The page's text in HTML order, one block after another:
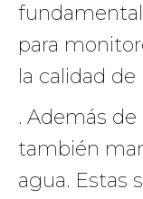
para
la calidad
. Además
también
agua. Estas